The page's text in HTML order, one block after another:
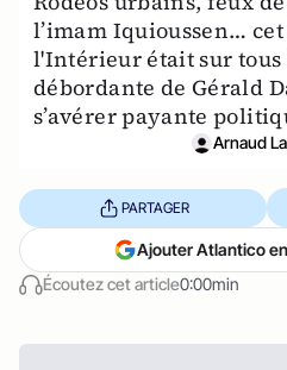
l’imam Iquioussen…
l'Intérieur était sur tous
débordante de Gérald
s’avérer payante
Arnaud
Écoutez cet article0:00min
PARTAGER
Ajouter Atlantico